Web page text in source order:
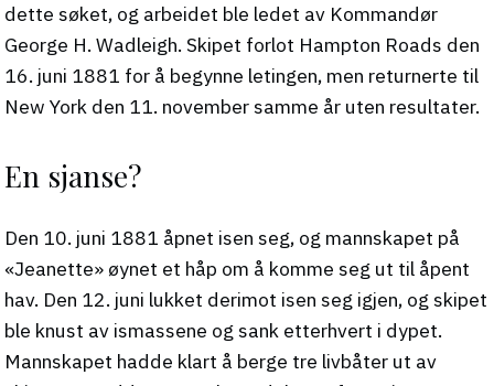
dette søket, og arbeidet ble ledet av Kommandør
George H. Wadleigh. Skipet forlot Hampton Roads den
16. juni 1881 for å begynne letingen, men returnerte til
New York den 11. november samme år uten resultater.
En sjanse?
Den 10. juni 1881 åpnet isen seg, og mannskapet på
«Jeanette» øynet et håp om å komme seg ut til åpent
hav. Den 12. juni lukket derimot isen seg igjen, og skipet
ble knust av ismassene og sank etterhvert i dypet.
Mannskapet hadde klart å berge tre livbåter ut av